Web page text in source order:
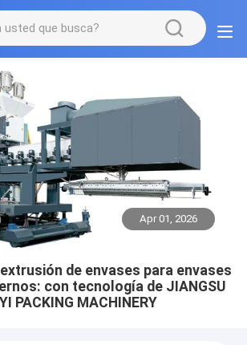
Apr 01, 2026
de envases para envases
con tecnología de JIANGSU
PACKING MACHINERY